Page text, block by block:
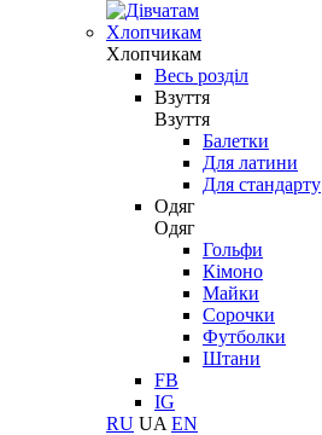
Хлопчикам
Хлопчикам
Весь розділ
Взуття
Взуття
Балетки
Для латини
Для стандарту
Одяг
Одяг
Гольфи
Кімоно
Майки
Сорочки
Футболки
Штани
FB
IG
RU UA EN